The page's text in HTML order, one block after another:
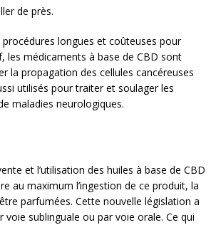
de près.
longues et coûteuses pour
les médicaments à base de CBD sont
la propagation des cellules cancéreuses
utilisés pour traiter et soulager les
maladies neurologiques.
et l’utilisation des huiles à base de CBD
au maximum l’ingestion de ce produit, la
parfumées. Cette nouvelle législation a
sublinguale ou par voie orale. Ce qui